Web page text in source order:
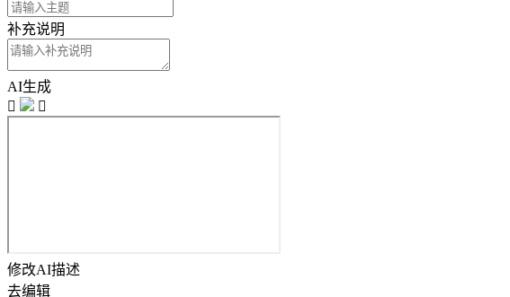
补充说明
AI生成


修改AI描述
去编辑